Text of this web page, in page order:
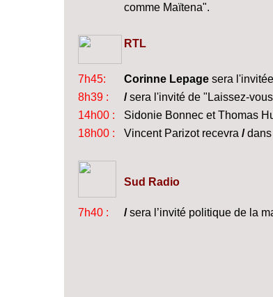
comme Maïtena".
RTL
7h45: Corinne Lepage sera
8h39 :
/ sera l'invité de "Laissez-
14h00 :
Sidonie Bonnec et Thomas
18h00 :
Vincent Parizot recevra /dans
Sud Radio
7h40 : /sera l’invité politique de la